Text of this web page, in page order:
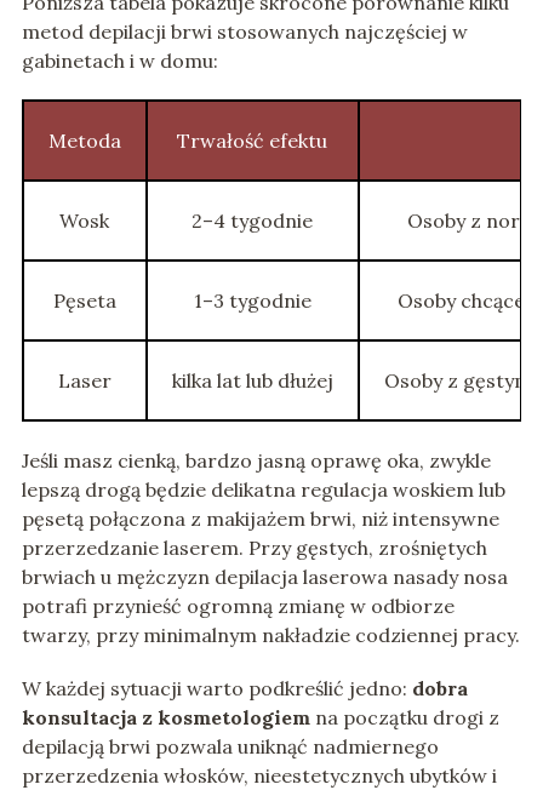
metod depilacji brwi stosowanych najczęściej w
gabinetach i w domu:
Metoda Trwałość efektu
Wosk 2–4 tygodnie Osoby z
Pęseta 1–3 tygodnie Osoby chcące
Laser kilka lat lub dłużej Osoby z
Jeśli masz cienką, bardzo jasną oprawę oka, zwykle
lepszą drogą będzie delikatna regulacja woskiem lub
pęsetą połączona z makijażem brwi, niż intensywne
przerzedzanie laserem. Przy gęstych, zrośniętych
brwiach u mężczyzn depilacja laserowa nasady nosa
potrafi przynieść ogromną zmianę w odbiorze
twarzy, przy minimalnym nakładzie codziennej pracy.
W każdej sytuacji warto podkreślić jedno: dobra
konsultacja z kosmetologiemna początku drogi z
depilacją brwi pozwala uniknąć nadmiernego
przerzedzenia włosków, nieestetycznych ubytków i